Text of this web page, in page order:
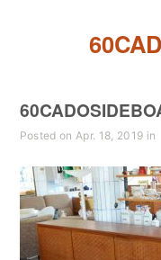
Posted on Apr. 18, 2019 in